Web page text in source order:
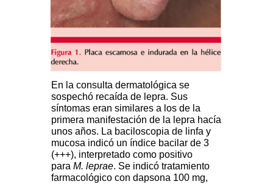
En la consulta dermatológica se
sospechó recaída de lepra. Sus
síntomas eran similares a los de la
primera manifestación de la lepra hacía
unos años. La baciloscopia de linfa y
mucosa indicó un índice bacilar de 3
(+++), interpretado como positivo
para M. leprae. Se indicó tratamiento
farmacológico con dapsona 100 mg,